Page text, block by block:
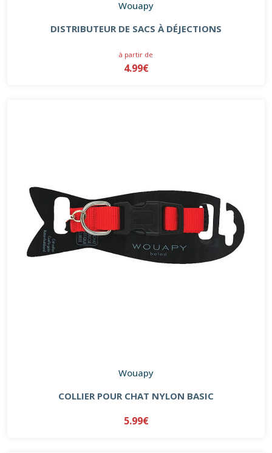
Wouapy
DISTRIBUTEUR DE SACS À DÉJECTIONS
à partir de
4.99€
Wouapy
COLLIER POUR CHAT NYLON BASIC
5.99€